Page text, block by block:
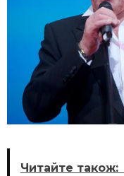
Читайте також: